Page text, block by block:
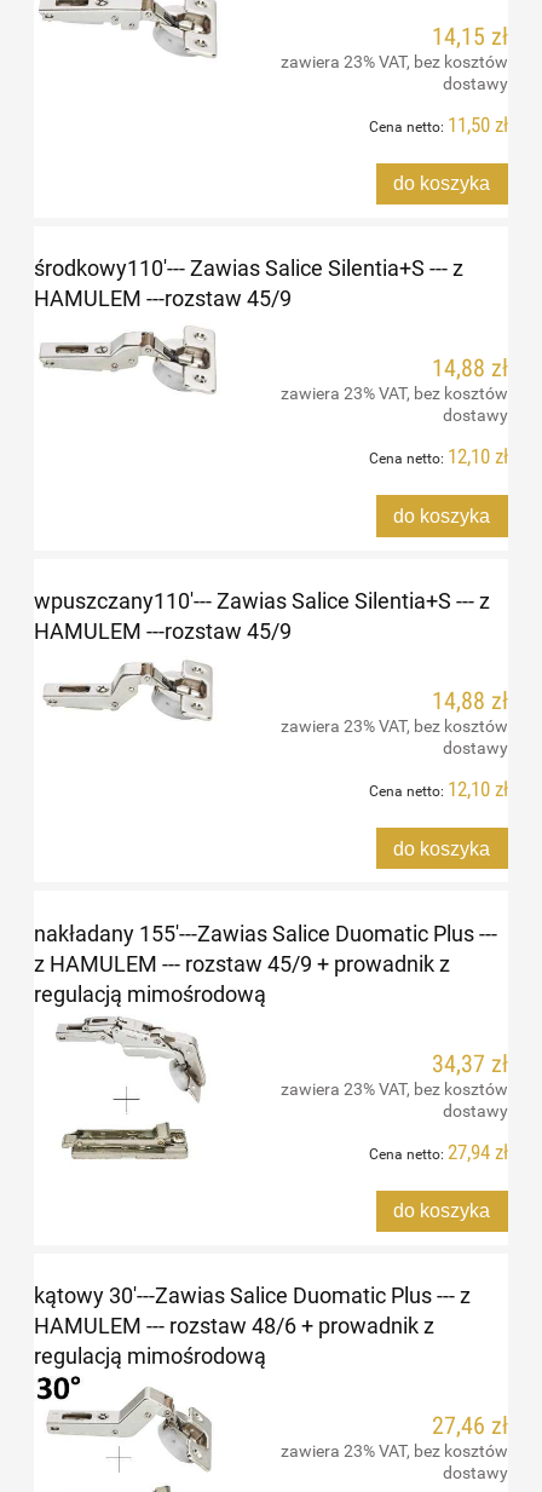
14,15 zł
zawiera 23% VAT, bez kosztów
dostawy
Cena netto: 11,50 zł
do koszyka
środkowy110'--- Zawias Salice Silentia+S --- z
HAMULEM ---rozstaw 45/9
14,88 zł
zawiera 23% VAT, bez kosztów
dostawy
Cena netto: 12,10 zł
do koszyka
wpuszczany110'--- Zawias Salice Silentia+S --- z
HAMULEM ---rozstaw 45/9
14,88 zł
zawiera 23% VAT, bez kosztów
dostawy
Cena netto: 12,10 zł
do koszyka
nakładany 155'---Zawias Salice Duomatic Plus ---
z HAMULEM --- rozstaw 45/9 + prowadnik z
regulacją mimośrodową
34,37 zł
zawiera 23% VAT, bez kosztów
dostawy
Cena netto: 27,94 zł
do koszyka
kątowy 30'---Zawias Salice Duomatic Plus --- z
HAMULEM --- rozstaw 48/6 + prowadnik z
regulacją mimośrodową
27,46 zł
zawiera 23% VAT, bez kosztów
dostawy